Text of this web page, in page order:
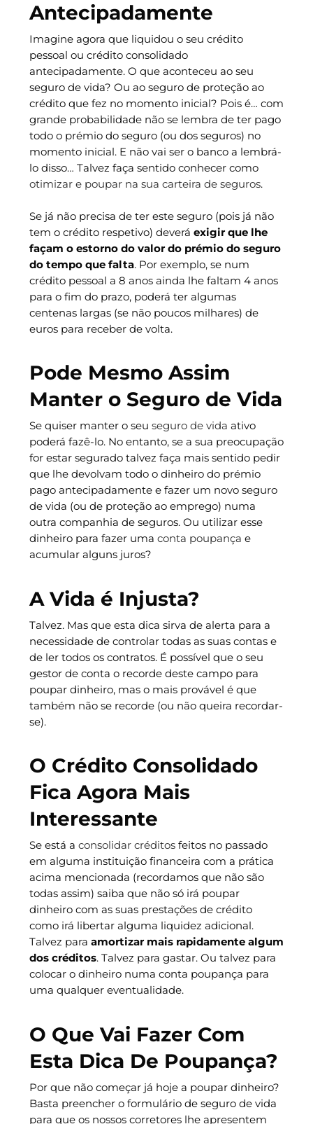
Antecipadamente
Imagine agora que liquidou o seu crédito
pessoal ou crédito consolidado
antecipadamente. O que aconteceu ao seu
seguro de vida? Ou ao seguro de proteção ao
crédito que fez no momento inicial? Pois é… com
grande probabilidade não se lembra de ter pago
todo o prémio do seguro (ou dos seguros) no
momento inicial. E não vai ser o banco a lembrá-
lo disso… Talvez faça sentido conhecer como
otimizar e poupar na sua carteira de seguros.
Se já não precisa de ter este seguro (pois já não
tem o crédito respetivo) deverá exigir que lhe
façam o estorno do valor do prémio do seguro
do tempo que falta. Por exemplo, se num
crédito pessoal a 8 anos ainda lhe faltam 4 anos
para o fim do prazo, poderá ter algumas
centenas largas (se não poucos milhares) de
euros para receber de volta.
Pode Mesmo Assim
Manter o Seguro de Vida
Se quiser manter o seu seguro de vida ativo
poderá fazê-lo. No entanto, se a sua preocupação
for estar segurado talvez faça mais sentido pedir
que lhe devolvam todo o dinheiro do prémio
pago antecipadamente e fazer um novo seguro
de vida (ou de proteção ao emprego) numa
outra companhia de seguros. Ou utilizar esse
dinheiro para fazer uma conta poupança e
acumular alguns juros?
A Vida é Injusta?
Talvez. Mas que esta dica sirva de alerta para a
necessidade de controlar todas as suas contas e
de ler todos os contratos. É possível que o seu
gestor de conta o recorde deste campo para
poupar dinheiro, mas o mais provável é que
também não se recorde (ou não queira recordar-
se).
O Crédito Consolidado
Fica Agora Mais
Interessante
Se está a consolidar créditosfeitos no passado
em alguma instituição financeira com a prática
acima mencionada (recordamos que não são
todas assim) saiba que não só irá poupar
dinheiro com as suas prestações de crédito
como irá libertar alguma liquidez adicional.
Talvez para amortizar mais rapidamente algum
dos créditos. Talvez para gastar. Ou talvez para
colocar o dinheiro numa conta poupança para
uma qualquer eventualidade.
O Que Vai Fazer Com
Esta Dica De Poupança?
Por que não começar já hoje a poupar dinheiro?
Basta preencher o formulário de seguro de vida
para que os nossos corretores lhe apresentem